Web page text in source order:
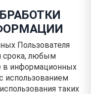
Пользователя
срока, любым
в информационных
использованием
таких